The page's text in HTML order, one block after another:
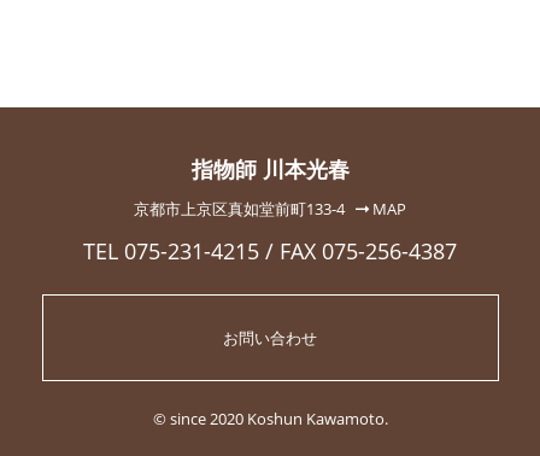
指物師 川本光春
京都市上京区真如堂前町133-4 MAP
TEL 075-231-4215 / FAX 075-256-4387
お問い合わせ
© since 2020 Koshun Kawamoto.